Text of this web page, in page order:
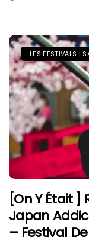
LES FESTIVALS |
[On Y Était ]
Japan
– Festival